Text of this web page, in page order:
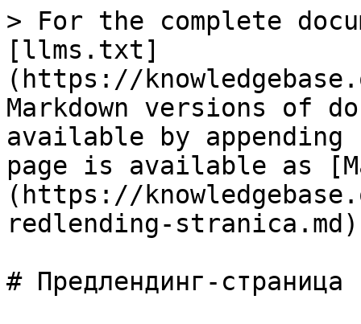
> For the complete
[llms.txt]
(https://
Markdown versions of
available by
page is available as
(https://
redlending-
# Предлендинг-страница